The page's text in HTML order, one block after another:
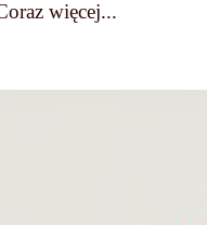
więcej...